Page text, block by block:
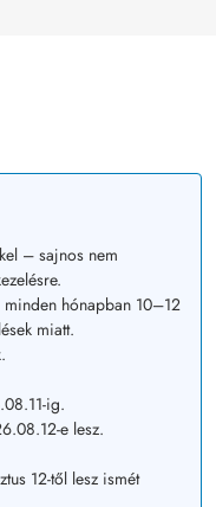
– sajnos nem
minden hónapban 10–12
miatt.
ig.
e lesz.
12-től lesz ismét